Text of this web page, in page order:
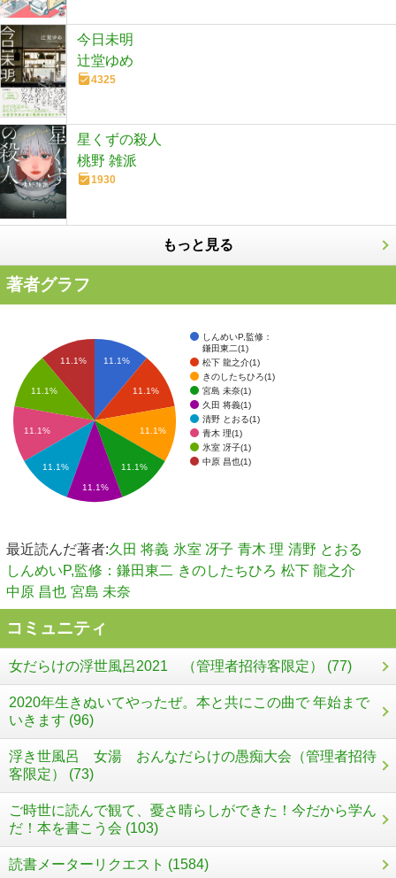
今日未明
辻堂ゆめ
4325
星くずの殺人
桃野 雑派
1930
もっと見る
著者グラフ
しんめいP,監修：
鎌田東二(1)
松下 龍之介(1)
きのしたちひろ(1)
宮島 未奈(1)
久田 将義(1)
清野 とおる(1)
青木 理(1)
氷室 冴子(1)
中原 昌也(1)
11.1%
11.1%
11.1%
11.1%
11.1%
11.1%
11.1%
11.1%
11.1%
最近読んだ著者:久田 将義 氷室 冴子 青木 理 清野 とおる
しんめいP,監修：鎌田東二 きのしたちひろ 松下 龍之介
中原 昌也 宮島 未奈
コミュニティ
女だらけの浮世風呂2021 （管理者招待客限定） (77)
2020年生きぬいてやったぜ。本と共にこの曲で 年始まで
いきます (96)
浮き世風呂 女湯 おんなだらけの愚痴大会（管理者招待
客限定） (73)
ご時世に読んで観て、憂さ晴らしができた！今だから学ん
だ！本を書こう会 (103)
読書メーターリクエスト (1584)